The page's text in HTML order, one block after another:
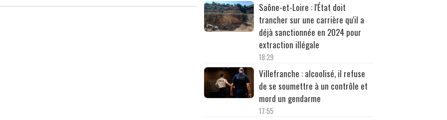
Saône-et-Loire : l'État doit
trancher sur une carrière qu'il a
déjà sanctionnée en 2024 pour
extraction illégale
18:29
Villefranche : alcoolisé, il refuse
de se soumettre à un contrôle et
mord un gendarme
17:55